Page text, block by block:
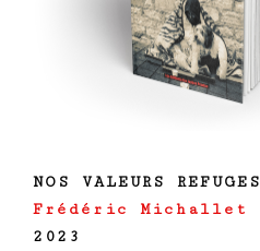
NOS VALEURS REFUGES
Frédéric Michallet
2023